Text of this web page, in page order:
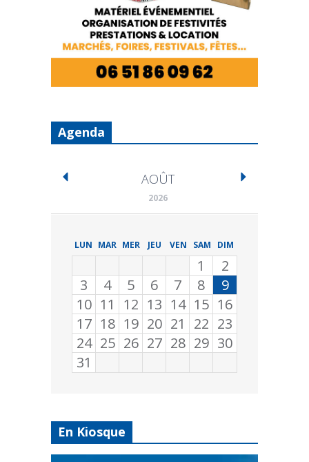
Agenda
AOÛT
2026
LUN MAR MER JEU VEN SAM DIM
1
2
3
4 5 6 7 8
9
10 11 12 13 14 15 16
17 18 19 20 21 22 23
24 25 26 27 28 29 30
31
En Kiosque